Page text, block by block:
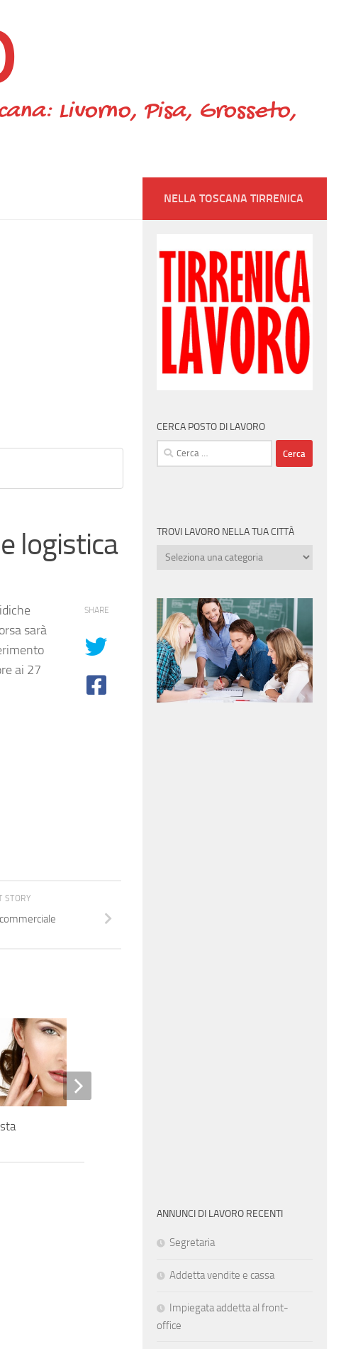
Livorno, Pisa, Grosseto,
logistica
sarà
ai 27
SHARE
STORY
NELLA TOSCANA TIRRENICA
CERCA POSTO DI LAVORO
Ricerca
per:
TROVI LAVORO NELLA TUA CITTÀ
Trovi
tua
città
ANNUNCI DI LAVORO RECENTI
Segretaria
Addetta vendite e cassa
Impiegata addetta al front-
office